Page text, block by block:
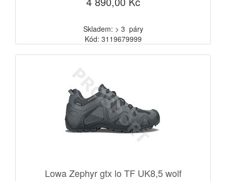
Skladem: > 3 páry
Kód: 3119679999
Lowa Zephyr gtx lo TF UK8,5 wolf